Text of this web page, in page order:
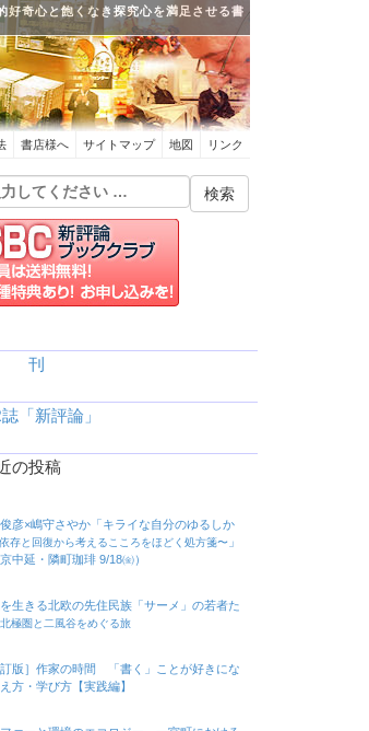
好奇心と飽くなき探究心を満足させる書
書店様へ サイトマップ 地図 リンク
刊
「新評論」
の投稿
彦×嶋守さやか「キライな自分のゆるしか
存と回復から考えるこころをほどく処方箋〜」
京中延・隣町珈琲 9/18㈮）
生きる北欧の先住民族「サーメ」の若者た
北極圏と二風谷をめぐる旅
訂版］作家の時間 「書く」ことが好きにな
方・学び方【実践編】